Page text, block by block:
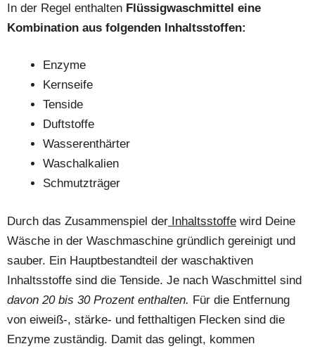
In der Regel enthalten Flüssigwaschmittel eine
Kombination aus folgenden Inhaltsstoffen:
Enzyme
Kernseife
Tenside
Duftstoffe
Wasserenthärter
Waschalkalien
Schmutzträger
Durch das Zusammenspiel der Inhaltsstoffe wird Deine
Wäsche in der Waschmaschine gründlich gereinigt und
sauber. Ein Hauptbestandteil der waschaktiven
Inhaltsstoffe sind die Tenside. Je nach Waschmittel sind
davon 20 bis 30 Prozent enthalten. Für die Entfernung
von eiweiß-, stärke- und fetthaltigen Flecken sind die
Enzyme zuständig. Damit das gelingt, kommen